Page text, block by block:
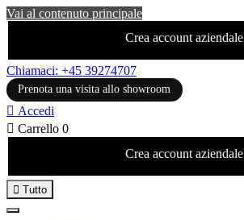
Vai al contenuto principale
Crea account aziendale
Chiamaci: +45 39274707
Prenota una visita allo showroom
 Accedi
 Carrello 0
Crea account aziendale
 Tutto